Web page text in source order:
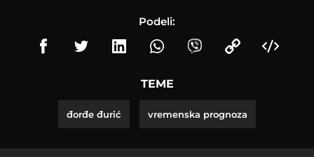
Podeli:
TEME
đorđe đurić vremenska prognoza